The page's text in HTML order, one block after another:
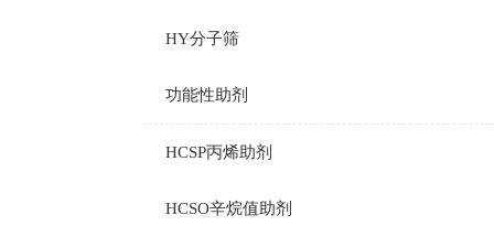
HY分子筛
功能性助剂
HCSP丙烯助剂
HCSO辛烷值助剂